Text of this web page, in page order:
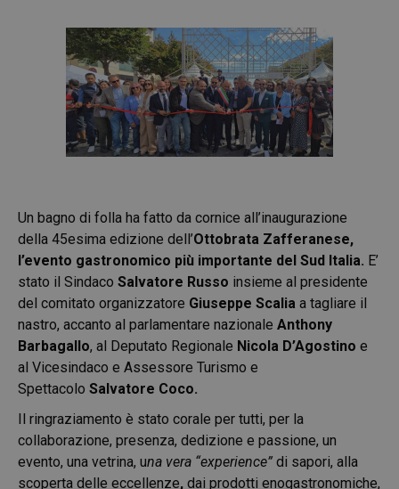
Un bagno di folla ha fatto da cornice all’inaugurazione
della 45esima edizione dell’Ottobrata Zafferanese,
l’evento gastronomico più importante del Sud Italia. E’
stato il Sindaco Salvatore Russo insieme al presidente
del comitato organizzatore Giuseppe Scalia a tagliare il
nastro, accanto al parlamentare nazionale Anthony
Barbagallo, al Deputato Regionale Nicola D’Agostino e
al Vicesindaco e Assessore Turismo e
Spettacolo Salvatore Coco.
Il ringraziamento è stato corale per tutti, per la
collaborazione, presenza, dedizione e passione, un
evento, una vetrina, una vera “experience” di sapori, alla
scoperta delle eccellenze, dai prodotti enogastronomiche,